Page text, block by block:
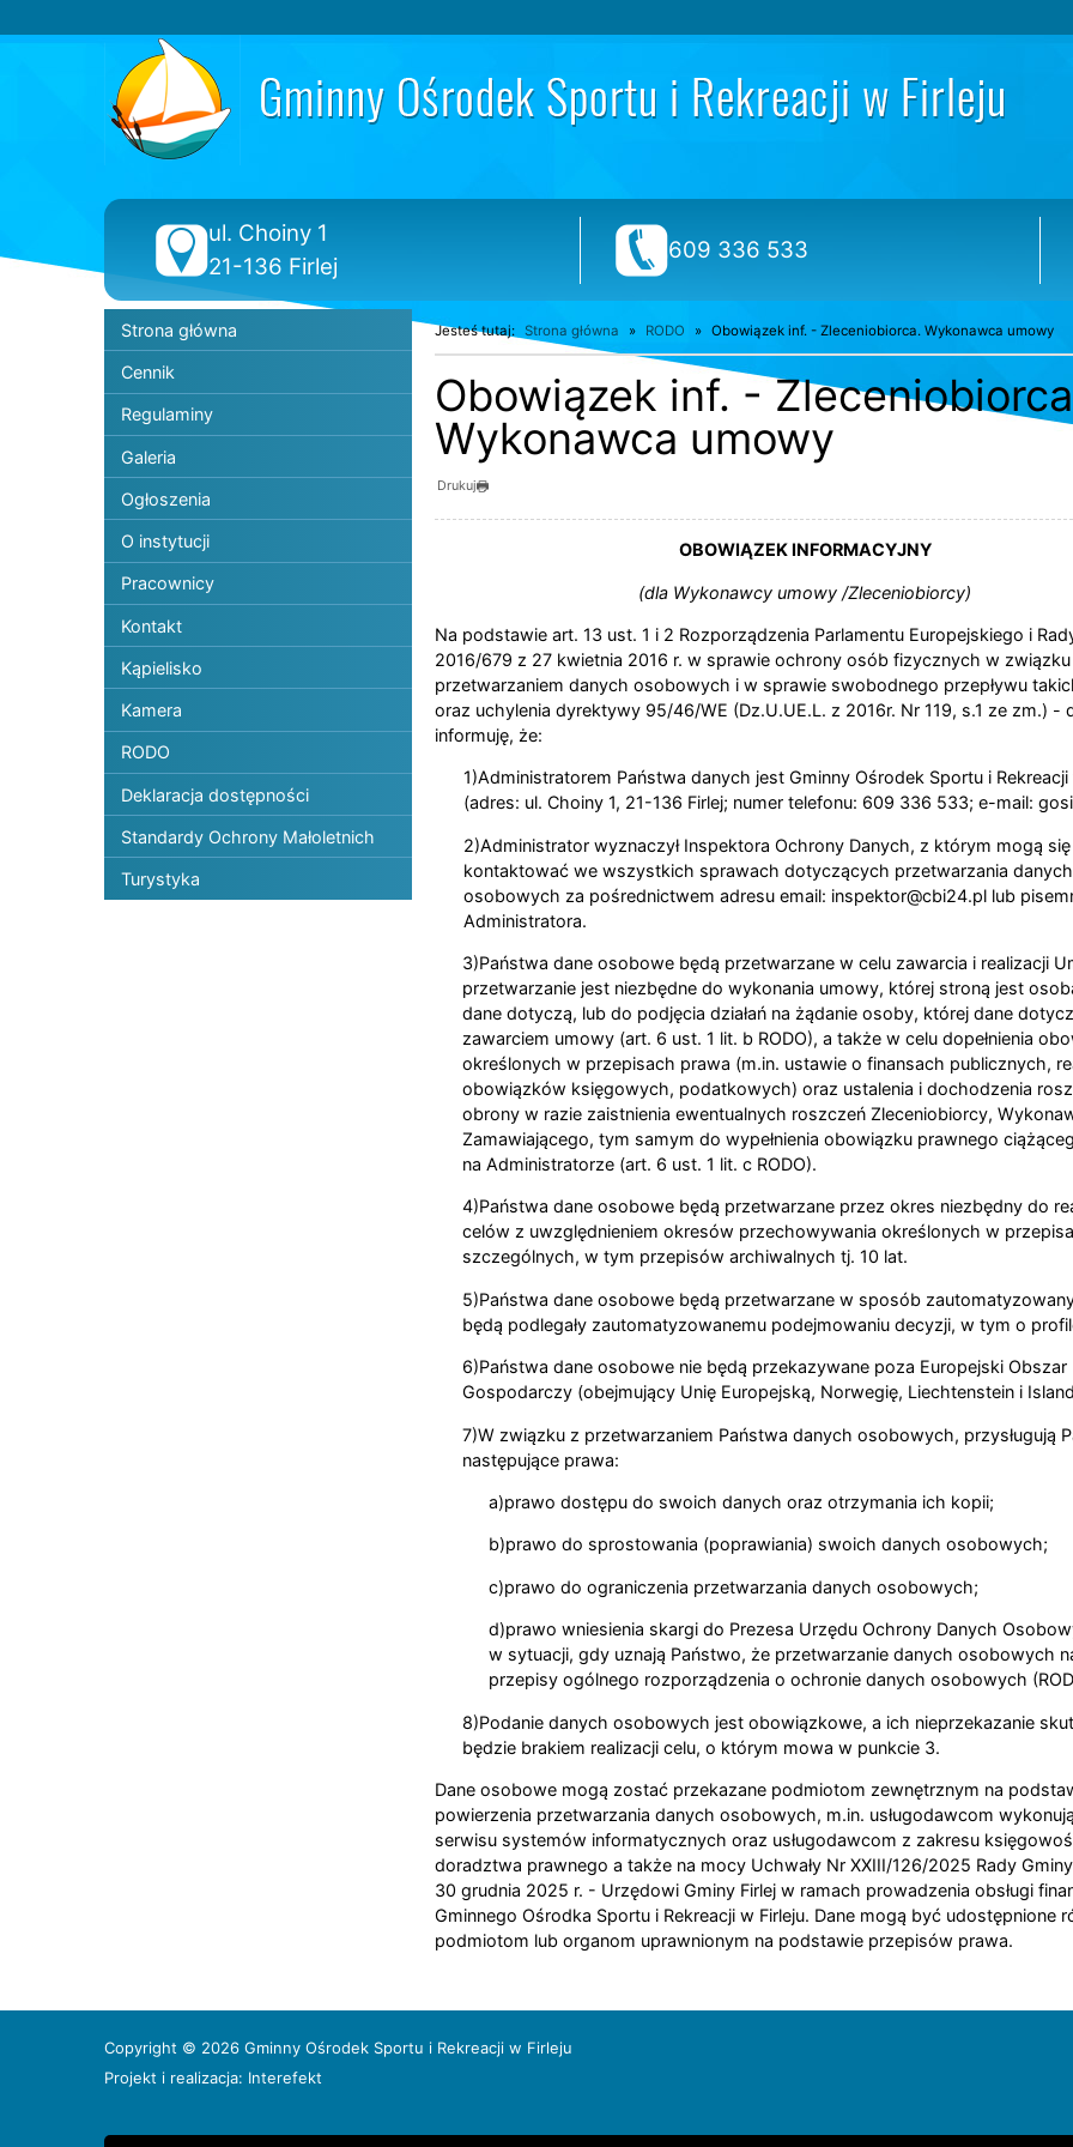
«
1 2 3 4 5 6
Dane teleadresowe
ul. Choiny 1
21-136 Firlej
telefon:
609 336 533
Menu główne
Strona główna
Cennik
Regulaminy
Galeria
Ogłoszenia
O instytucji
Pracownicy
Kontakt
Kąpielisko
Kamera
RODO
Deklaracja dostępności
Standardy Ochrony Małoletnich
Turystyka
Jesteś tutaj: Strona główna RODO Obowiązek inf. - Zleceniobiorca. Wykonawca umowy
Obowiązek inf. -
Wykonawca umowy
Drukuj
OBOWIĄZEK INFORMACYJNY
(dla Wykonawcy umowy /Zleceniobiorcy)
Na podstawie art. 13 ust. 1 i 2 Rozporządzenia Parlamentu Europejskiego i
2016/679 z 27 kwietnia 2016 r. w sprawie ochrony osób fizycznych w związku
przetwarzaniem danych osobowych i w sprawie swobodnego przepływu
oraz uchylenia dyrektywy 95/46/WE (Dz.U.UE.L. z 2016r. Nr 119, s.1 ze zm.) -
informuję, że:
1)Administratorem Państwa danych jest Gminny Ośrodek Sportu i Rekreacji
(adres: ul. Choiny 1, 21-136 Firlej; numer telefonu: 609 336 533; e-mail:
2)Administrator wyznaczył Inspektora Ochrony Danych, z którym mogą
kontaktować we wszystkich sprawach dotyczących przetwarzania danych
osobowych za pośrednictwem adresu email: inspektor@cbi24.pl lub
Administratora.
3)Państwa dane osobowe będą przetwarzane w celu zawarcia i realizacji
przetwarzanie jest niezbędne do wykonania umowy, której stroną jest
dane dotyczą, lub do podjęcia działań na żądanie osoby, której dane
zawarciem umowy (art. 6 ust. 1 lit. b RODO), a także w celu dopełnienia
określonych w przepisach prawa (m.in. ustawie o finansach publicznych,
obowiązków księgowych, podatkowych) oraz ustalenia i dochodzenia
obrony w razie zaistnienia ewentualnych roszczeń Zleceniobiorcy,
Zamawiającego, tym samym do wypełnienia obowiązku prawnego
na Administratorze (art. 6 ust. 1 lit. c RODO).
4)Państwa dane osobowe będą przetwarzane przez okres niezbędny do
celów z uwzględnieniem okresów przechowywania określonych w
szczególnych, w tym przepisów archiwalnych tj. 10 lat.
5)Państwa dane osobowe będą przetwarzane w sposób
będą podlegały zautomatyzowanemu podejmowaniu decyzji, w tym o
6)Państwa dane osobowe nie będą przekazywane poza Europejski Obszar
Gospodarczy (obejmujący Unię Europejską, Norwegię, Liechtenstein i
7)W związku z przetwarzaniem Państwa danych osobowych, przysługują
następujące prawa:
a)prawo dostępu do swoich danych oraz otrzymania ich kopii;
b)prawo do sprostowania (poprawiania) swoich danych osobowych;
c)prawo do ograniczenia przetwarzania danych osobowych;
d)prawo wniesienia skargi do Prezesa Urzędu Ochrony Danych
w sytuacji, gdy uznają Państwo, że przetwarzanie danych osobowych
przepisy ogólnego rozporządzenia o ochronie danych osobowych
8)Podanie danych osobowych jest obowiązkowe, a ich nieprzekazanie
będzie brakiem realizacji celu, o którym mowa w punkcie 3.
Dane osobowe mogą zostać przekazane podmiotom zewnętrznym na
powierzenia przetwarzania danych osobowych, m.in. usługodawcom
serwisu systemów informatycznych oraz usługodawcom z zakresu
doradztwa prawnego a także na mocy Uchwały Nr XXIII/126/2025 Rady
30 grudnia 2025 r. - Urzędowi Gminy Firlej w ramach prowadzenia obsługi
Gminnego Ośrodka Sportu i Rekreacji w Firleju. Dane mogą być udostępnione
podmiotom lub organom uprawnionym na podstawie przepisów prawa.
Copyright © 2026 Gminny Ośrodek Sportu i Rekreacji w Firleju
Projekt i realizacja: Interefekt